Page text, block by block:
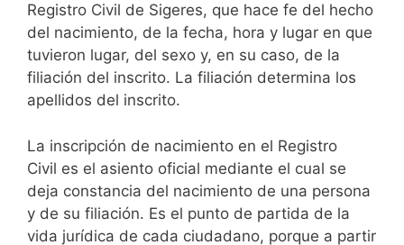
Registro Civil de Sigeres, que hace fe del hecho
del nacimiento, de la fecha, hora y lugar en que
tuvieron lugar, del sexo y, en su caso, de la
filiación del inscrito. La filiación determina los
apellidos del inscrito.
La inscripción de nacimiento en el Registro
Civil es el asiento oficial mediante el cual se
deja constancia del nacimiento de una persona
y de su filiación. Es el punto de partida de la
vida jurídica de cada ciudadano, porque a partir